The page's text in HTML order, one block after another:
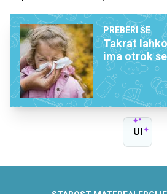
PREBERI ŠE
Takrat
ima otrok
UI